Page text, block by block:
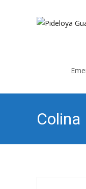
Colina